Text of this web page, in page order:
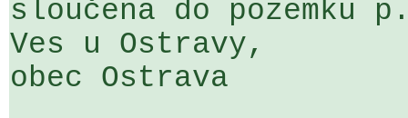
sloučena do
Ves u Ostravy,
obec Ostrava